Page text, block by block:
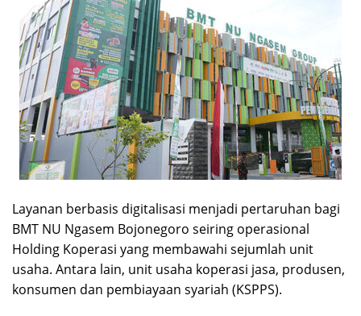
Layanan berbasis digitalisasi menjadi pertaruhan bagi
BMT NU Ngasem Bojonegoro seiring operasional
Holding Koperasi yang membawahi sejumlah unit
usaha. Antara lain, unit usaha koperasi jasa, produsen,
konsumen dan pembiayaan syariah (KSPPS).